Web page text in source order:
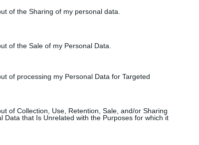
of the Sharing of my personal data.
of the Sale of my Personal Data.
of processing my Personal Data for Targeted
of Collection, Use, Retention, Sale, and/or Sharing
Data that Is Unrelated with the Purposes for which it